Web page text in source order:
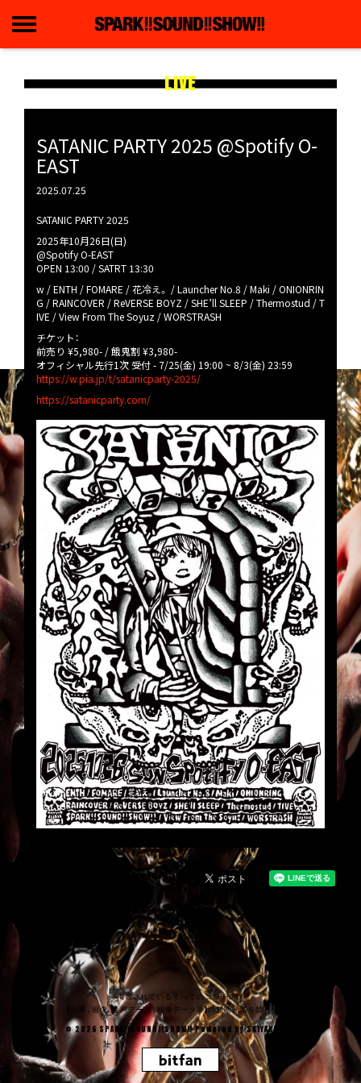
LIVE
SATANIC PARTY 2025 @Spotify O-
EAST
2025.07.25
SATANIC PARTY 2025
2025年10月26日(日)
@Spotify O-EAST
OPEN 13:00 / SATRT 13:30
w / ENTH / FOMARE / 花冷え。 / Launcher No.8 / Maki / ONIONRIN
G / RAINCOVER / ReVERSE BOYZ / SHE’ll SLEEP / Thermostud / T
IVE / View From The Soyuz / WORSTRASH
チケット：
前売り ¥5,980- / 餓鬼割 ¥3,980-
オフィシャル先行1次 受付 - 7/25(金) 19:00 ~ 8/3(金) 23:59
https://w.pia.jp/t/satanicparty-2025/
https://satanicparty.com/
掲載されているすべてのコンテンツ
(記事、画像、音声データ、映像データ等)の無断転載を禁じます。
© 2026 SPARK!!SOUND!!SHOW!! Powered bySKIYAKI Inc.